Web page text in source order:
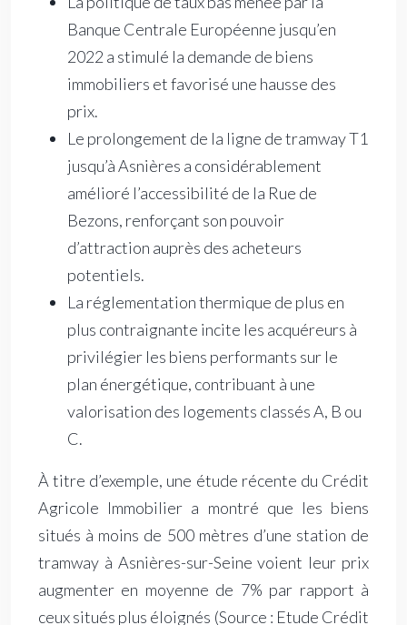
Banque Centrale Européenne jusqu’en
2022 a stimulé la demande de biens
immobiliers et favorisé une hausse des
prix.
Le prolongement de la ligne de tramway T1
jusqu’à Asnières a considérablement
amélioré l’accessibilité de la Rue de
Bezons, renforçant son pouvoir
d’attraction auprès des acheteurs
potentiels.
La réglementation thermique de plus en
plus contraignante incite les acquéreurs à
privilégier les biens performants sur le
plan énergétique, contribuant à une
valorisation des logements classés A, B ou
C.
À titre d’exemple, une étude récente du Crédit
Agricole Immobilier a montré que les biens
situés à moins de 500 mètres d’une station de
tramway à Asnières-sur-Seine voient leur prix
augmenter en moyenne de 7% par rapport à
ceux situés plus éloignés (Source : Etude Crédit